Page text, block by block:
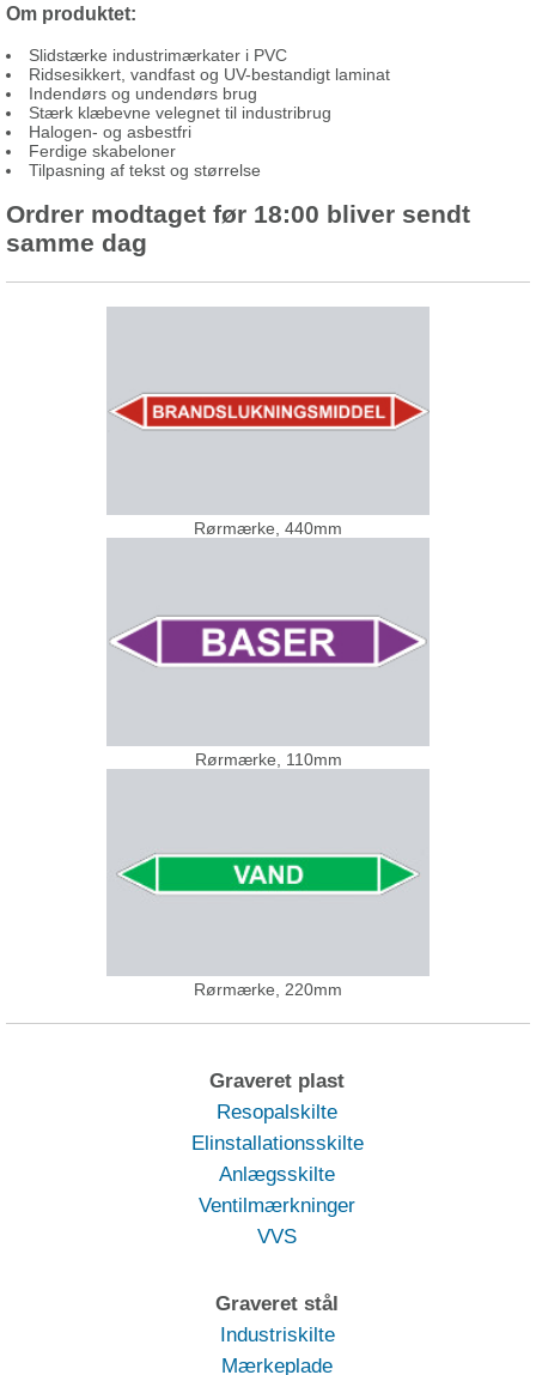
Om produktet:
Slidstærke industrimærkater i PVC
Ridsesikkert, vandfast og UV-bestandigt laminat
Indendørs og undendørs brug
Stærk klæbevne velegnet til industribrug
Halogen- og asbestfri
Ferdige skabeloner
Tilpasning af tekst og størrelse
Ordrer modtaget før 18:00 bliver sendt
samme dag
Rørmærke, 440mm
Rørmærke, 110mm
Rørmærke, 220mm
Graveret plast
Resopalskilte
Elinstallationsskilte
Anlægsskilte
Ventilmærkninger
VVS
Graveret stål
Industriskilte
Mærkeplade